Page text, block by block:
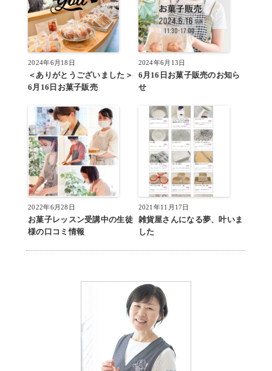
2024年6月18日
＜ありがとうございました＞
6月16日お菓子販売
2024年6月13日
6月16日お菓子販売のお知ら
せ
2022年6月28日
お菓子レッスン受講中の生徒
様の口コミ情報
2021年11月17日
雑貨屋さんになる夢、叶いま
した